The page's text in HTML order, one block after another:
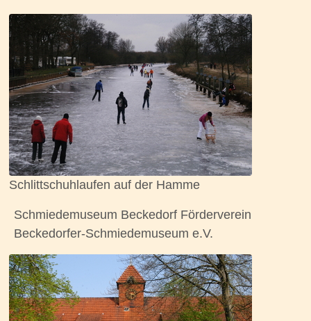
Schlittschuhlaufen auf der Hamme
Schmiedemuseum Beckedorf Förderverein
Beckedorfer-Schmiedemuseum e.V.